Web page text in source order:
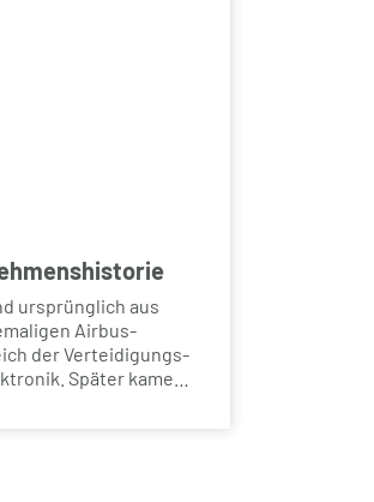
ursprünglich aus
Airbus-
der Verteidigungs-
Später kamen